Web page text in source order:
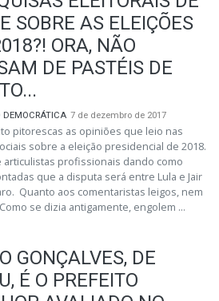
SOBRE AS ELEIÇÕES
ORA, NÃO
DE PASTÉIS DE
DEMOCRÁTICA 7 de dezembro de 2017
pitorescas as opiniões que leio nas
sobre a eleição presidencial de 2018.
articulistas profissionais dando como
que a disputa será entre Lula e Jair
Quanto aos comentaristas leigos, nem
se dizia antigamente, engolem ...
GONÇALVES, DE
É O PREFEITO